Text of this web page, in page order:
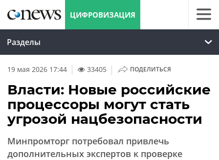
ЦИФРОВИЗАЦИЯ
Разделы
19 мая 2026 17:44 33405 | ПОДЕЛИТЬСЯ
Власти: Новые российские
процессоры могут стать
угрозой нацбезопасности
Минпромторг потребовал привлечь
дополнительных экспертов к проверке